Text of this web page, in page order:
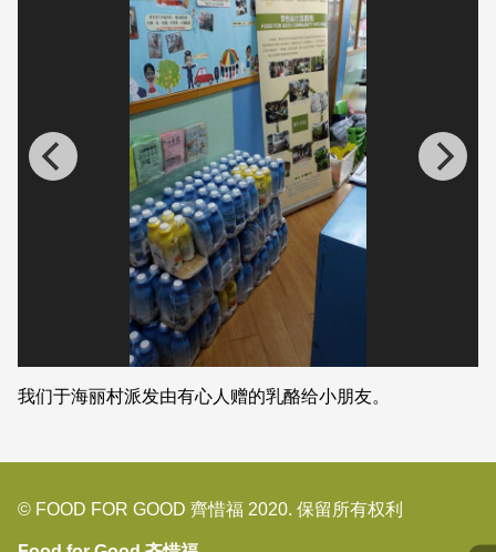
我们于海丽村派发由有心人赠的乳酪给小朋友。
© FOOD FOR GOOD 齊惜福 2020. 保留所有权利